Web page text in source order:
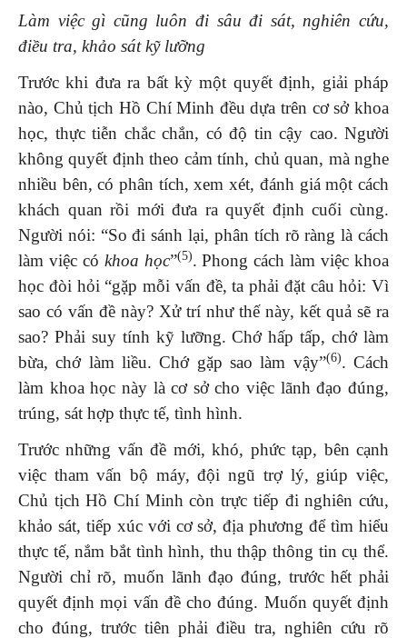
Làm việc gì cũng luôn đi sâu đi sát, nghiên cứu,
điều tra, khảo sát kỹ lưỡng
Trước khi đưa ra bất kỳ một quyết định, giải pháp
nào, Chủ tịch Hồ Chí Minh đều dựa trên cơ sở khoa
học, thực tiễn chắc chắn, có độ tin cậy cao. Người
không quyết định theo cảm tính, chủ quan, mà nghe
nhiều bên, có phân tích, xem xét, đánh giá một cách
khách quan rồi mới đưa ra quyết định cuối cùng.
Người nói: “So đi sánh lại, phân tích rõ ràng là cách
làm việc có khoa học”(5). Phong cách làm việc khoa
học đòi hỏi “gặp mỗi vấn đề, ta phải đặt câu hỏi: Vì
sao có vấn đề này? Xử trí như thế này, kết quả sẽ ra
sao? Phải suy tính kỹ lưỡng. Chớ hấp tấp, chớ làm
bừa, chớ làm liều. Chớ gặp sao làm vậy”(6). Cách
làm khoa học này là cơ sở cho việc lãnh đạo đúng,
trúng, sát hợp thực tế, tình hình.
Trước những vấn đề mới, khó, phức tạp, bên cạnh
việc tham vấn bộ máy, đội ngũ trợ lý, giúp việc,
Chủ tịch Hồ Chí Minh còn trực tiếp đi nghiên cứu,
khảo sát, tiếp xúc với cơ sở, địa phương để tìm hiểu
thực tế, nắm bắt tình hình, thu thập thông tin cụ thể.
Người chỉ rõ, muốn lãnh đạo đúng, trước hết phải
quyết định mọi vấn đề cho đúng. Muốn quyết định
cho đúng, trước tiên phải điều tra, nghiên cứu rõ